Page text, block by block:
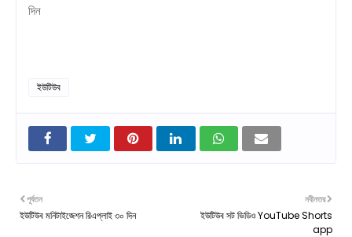
দিন
ইউটিউব
নবীনতর
ইউটিউব সট ভিডিও YouTube Shorts
app
পূর্বতন
ইউটিউব মনিটাইজেশন রিএপ্লাই ৩০ দিন